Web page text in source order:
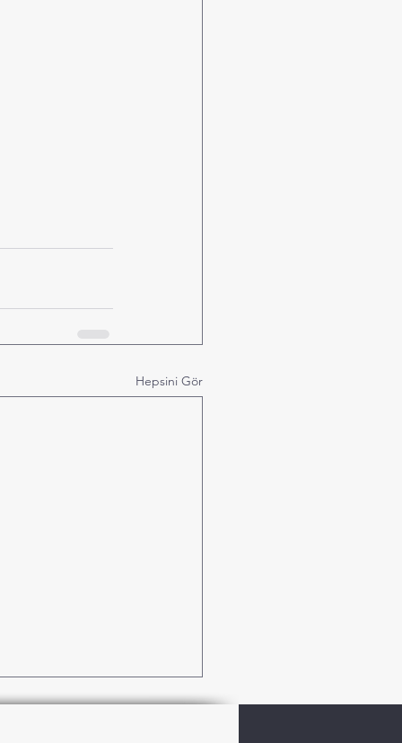
Hepsini Gör